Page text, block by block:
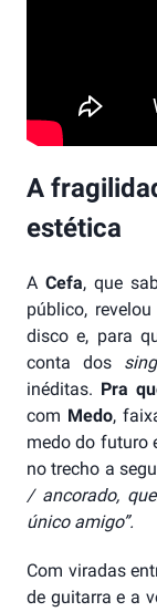
A
estética
A Cefa, que
público,
disco e, para
conta dos
inéditas. Pra
com Medo,
medo do futuro
no trecho a
/ ancorado,
único amigo”.
Com viradas
de guitarra e a